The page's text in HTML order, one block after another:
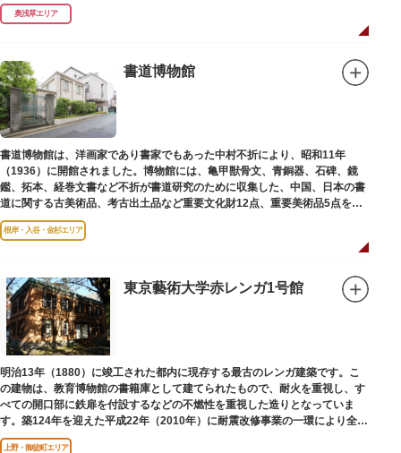
奥浅草エリア
書道博物館
書道博物館は、洋画家であり書家でもあった中村不折により、昭和11年
（1936）に開館されました。博物館には、亀甲獣骨文、青銅器、石碑、鏡
鑑、拓本、経巻文書など不折が書道研究のために収集した、中国、日本の書
道に関する古美術品、考古出土品など重要文化財12点、重要美術品5点を含
む約16000点が収蔵されています。
根岸・入谷・金杉エリア
東京藝術大学赤レンガ1号館
明治13年（1880）に竣工された都内に現存する最古のレンガ建築です。こ
の建物は、教育博物館の書籍庫として建てられたもので、耐火を重視し、す
べての開口部に鉄扉を付設するなどの不燃性を重視した造りとなっていま
す。築124年を迎えた平成22年（2010年）に耐震改修事業の一環により全面
改修が施されました。
上野・御徒町エリア